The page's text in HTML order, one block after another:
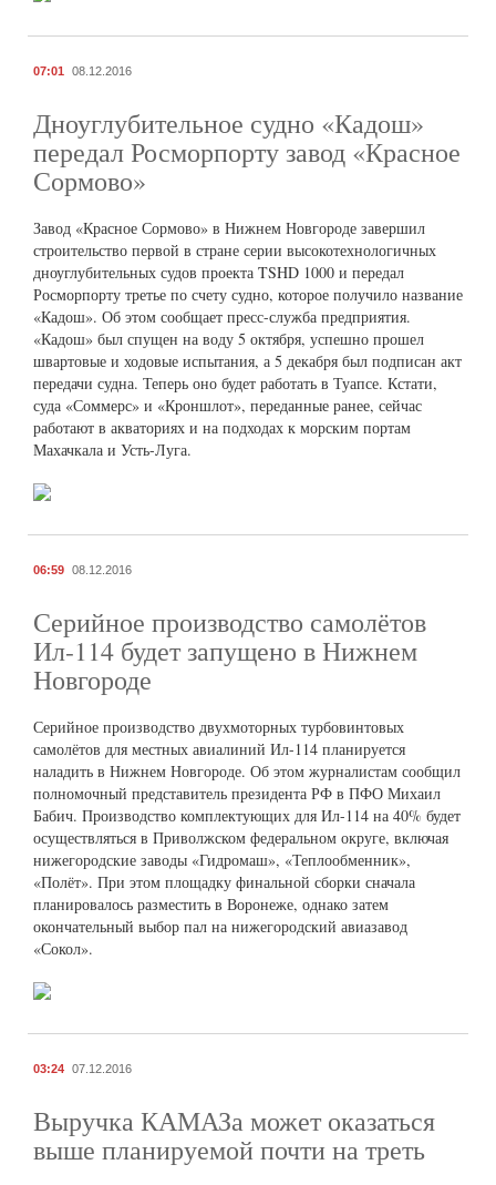
07:01 08.12.2016
Дноуглубительное судно «Кадош»
передал Росморпорту завод «Красное
Сормово»
Завод «Красное Сормово» в Нижнем Новгороде завершил
строительство первой в стране серии высокотехнологичных
дноуглубительных судов проекта TSHD 1000 и передал
Росморпорту третье по счету судно, которое получило название
«Кадош». Об этом сообщает пресс-служба предприятия.
«Кадош» был спущен на воду 5 октября, успешно прошел
швартовые и ходовые испытания, а 5 декабря был подписан акт
передачи судна. Теперь оно будет работать в Туапсе. Кстати,
суда «Соммерс» и «Кроншлот», переданные ранее, сейчас
работают в акваториях и на подходах к морским портам
Махачкала и Усть-Луга.
06:59 08.12.2016
Серийное производство самолётов
Ил-114 будет запущено в Нижнем
Новгороде
Серийное производство двухмоторных турбовинтовых
самолётов для местных авиалиний Ил-114 планируется
наладить в Нижнем Новгороде. Об этом журналистам сообщил
полномочный представитель президента РФ в ПФО Михаил
Бабич. Производство комплектующих для Ил-114 на 40% будет
осуществляться в Приволжском федеральном округе, включая
нижегородские заводы «Гидромаш», «Теплообменник»,
«Полёт». При этом площадку финальной сборки сначала
планировалось разместить в Воронеже, однако затем
окончательный выбор пал на нижегородский авиазавод
«Сокол».
03:24 07.12.2016
Выручка КАМАЗа может оказаться
выше планируемой почти на треть